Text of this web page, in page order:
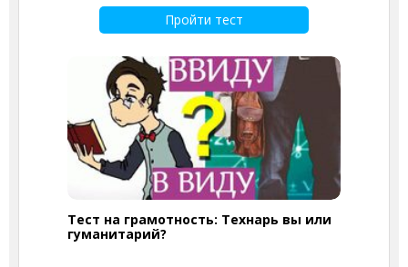
Пройти тест
Тест на грамотность: Технарь вы или
гуманитарий?